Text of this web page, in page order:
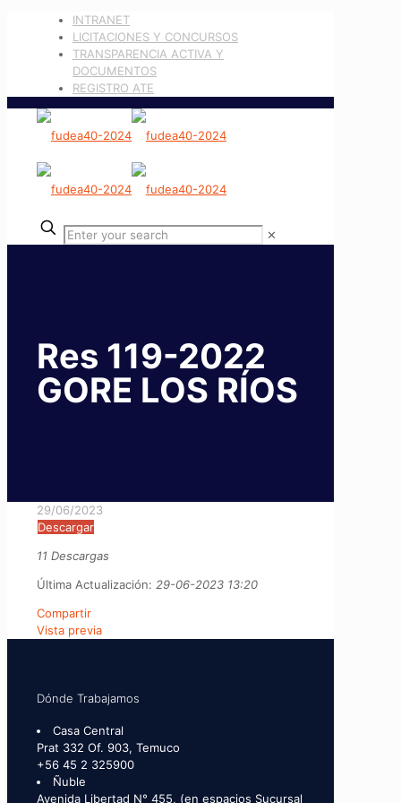
INTRANET
LICITACIONES Y CONCURSOS
TRANSPARENCIA ACTIVA Y
DOCUMENTOS
REGISTRO ATE
✕
Res 119-2022
GORE LOS RÍOS
29/06/2023
Descargar
11 Descargas
Última Actualización: 29-06-2023 13:20
Compartir
Vista previa
Dónde Trabajamos
Casa Central
Prat 332 Of. 903, Temuco
+56 45 2 325900
Ñuble
Avenida Libertad N° 455, (en espacios Sucursal